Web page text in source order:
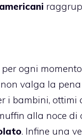
per ogni
non valga la
i bambini, ottimi
alla noce di
. Infine una